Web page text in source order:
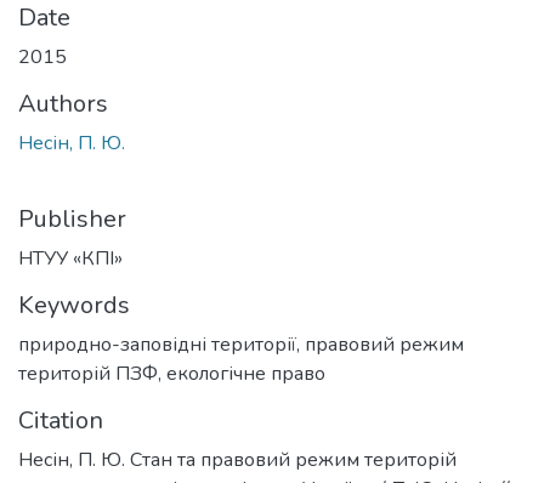
Date
2015
Authors
Несін, П. Ю.
Publisher
НТУУ «КПІ»
Keywords
природно-заповідні території, правовий режим
територій ПЗФ, екологічне право
Citation
Несін, П. Ю. Стан та правовий режим територій